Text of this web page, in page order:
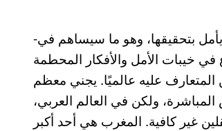
-على الفنان وضع رؤية طويلة المدى للأهداف والمشاريع الفنية التي يأمل بتحقيقها، وهو ما سيساهم في
خيبات الأمل والأفكار المحطمة
عليه عالميًا. يجني معظم
ولكن في العالم العربي،
غير كافية. المغرب هي أحد أكبر